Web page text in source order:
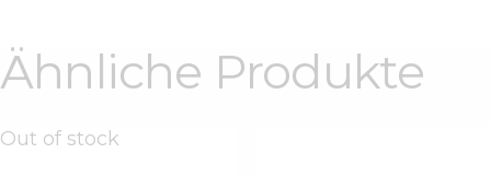
Ähnliche Produkte
Out of stock